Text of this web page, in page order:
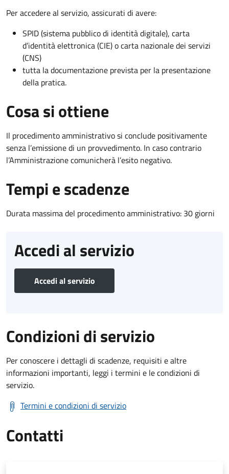
Per accedere al servizio, assicurati di avere:
SPID (sistema pubblico di identità digitale), carta
d’identità elettronica (CIE) o carta nazionale dei servizi
(CNS)
tutta la documentazione prevista per la presentazione
della pratica.
Cosa si ottiene
Il procedimento amministrativo si conclude positivamente
senza l’emissione di un provvedimento. In caso contrario
l’Amministrazione comunicherà l’esito negativo.
Tempi e scadenze
Durata massima del procedimento amministrativo: 30 giorni
Accedi al servizio
Accedi al servizio
Condizioni di servizio
Per conoscere i dettagli di scadenze, requisiti e altre
informazioni importanti, leggi i termini e le condizioni di
servizio.
Termini e condizioni di servizio
Contatti